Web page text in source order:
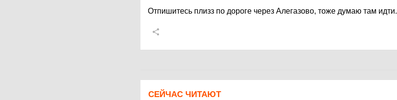
Отпишитесь плизз по дороге через Алегазово, тоже думаю там идти.
СЕЙЧАС ЧИТАЮТ